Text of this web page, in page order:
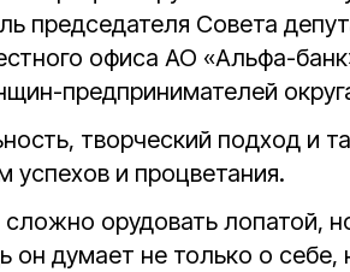
председателя Совета
офиса АО «Альфа-
предпринимателей
творческий подход и
и процветания.
сложно орудовать лопатой,
он думает не только о себе,